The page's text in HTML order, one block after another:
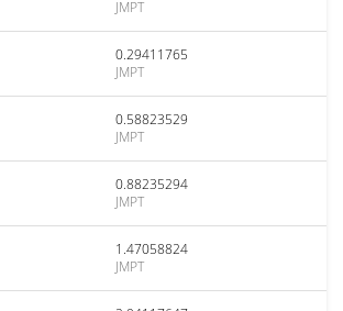
JMPT
0.29411765
JMPT
0.58823529
JMPT
0.88235294
JMPT
1.47058824
JMPT